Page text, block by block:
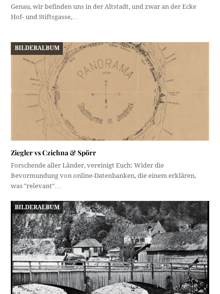
Genau, wir befinden uns in der Altstadt, und zwar an der Ecke
Hof- und Stiftsgasse,…
BILDERALBUM
Ziegler vs Czichna & Spörr
Forschende aller Länder, vereinigt Euch: Wider die
Bevormundung von online-Datenbanken, die einem erklären,
was "relevant"…
BILDERALBUM